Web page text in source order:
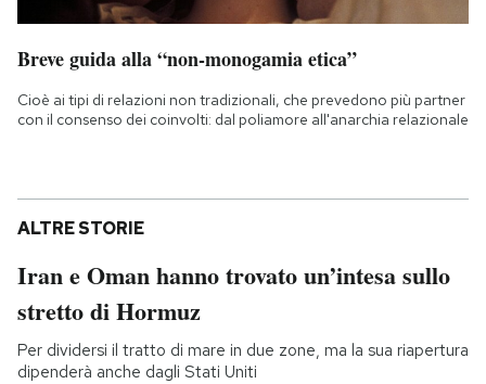
Breve guida alla “non-monogamia etica”
Cioè ai tipi di relazioni non tradizionali, che prevedono più partner
con il consenso dei coinvolti: dal poliamore all'anarchia relazionale
ALTRE STORIE
Iran e Oman hanno trovato un’intesa sullo
stretto di Hormuz
Per dividersi il tratto di mare in due zone, ma la sua riapertura
dipenderà anche dagli Stati Uniti